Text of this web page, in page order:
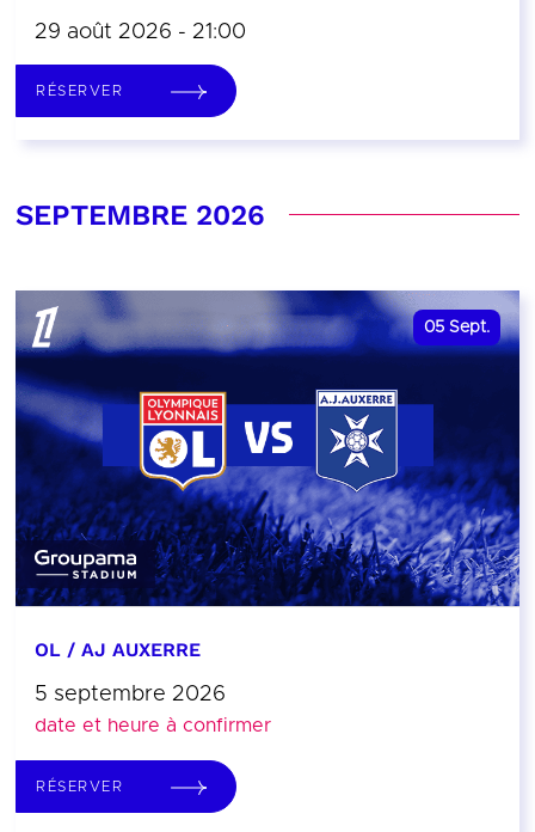
29 août 2026 - 21:00
RÉSERVER
SEPTEMBRE 2026
05 Sept.
OL / AJ AUXERRE
5 septembre 2026
date et heure à confirmer
RÉSERVER